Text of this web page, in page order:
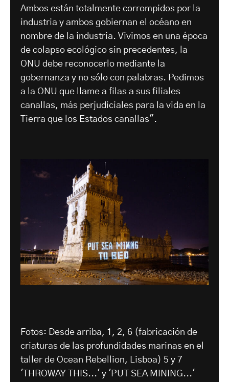
Ambos están totalmente corrompidos por la
industria y ambos gobiernan el océano en
nombre de la industria. Vivimos en una época
de colapso ecológico sin precedentes, la
ONU debe reconocerlo mediante la
gobernanza y no sólo con palabras. Pedimos
a la ONU que llame a filas a sus filiales
canallas, más perjudiciales para la vida en la
Tierra que los Estados canallas".
Fotos: Desde arriba, 1, 2, 6 (fabricación de
criaturas de las profundidades marinas en el
taller de Ocean Rebellion, Lisboa) 5 y 7
'THROWAY THIS...' y 'PUT SEA MINING...'